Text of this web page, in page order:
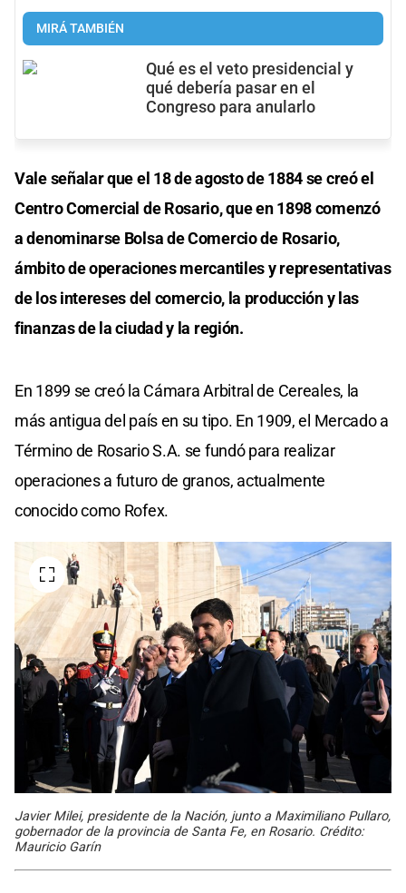
MIRÁ TAMBIÉN
Qué es el veto presidencial y
qué debería pasar en el
Congreso para anularlo
Vale señalar que el 18 de agosto de 1884 se creó el
Centro Comercial de Rosario, que en 1898 comenzó
a denominarse Bolsa de Comercio de Rosario,
ámbito de operaciones mercantiles y representativas
de los intereses del comercio, la producción y las
finanzas de la ciudad y la región.
En 1899 se creó la Cámara Arbitral de Cereales, la
más antigua del país en su tipo. En 1909, el Mercado a
Término de Rosario S.A. se fundó para realizar
operaciones a futuro de granos, actualmente
conocido como Rofex.
Javier Milei, presidente de la Nación, junto a Maximiliano Pullaro,
gobernador de la provincia de Santa Fe, en Rosario. Crédito:
Mauricio Garín